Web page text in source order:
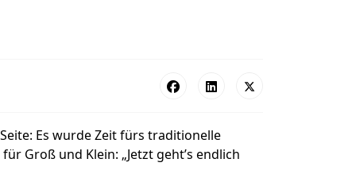
Es wurde Zeit fürs traditionelle
Groß und Klein: „Jetzt geht’s endlich